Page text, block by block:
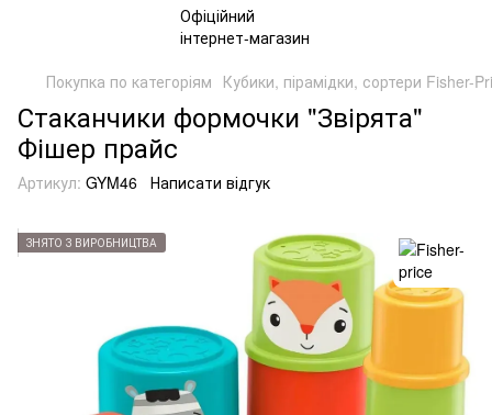
Покупка по категоріям Кубики, пірамідки, сортери Fisher-
Стаканчики формочки "Звірята"
Фішер прайс
Артикул: GYM46 Написати відгук
ЗНЯТО З ВИРОБНИЦТВА